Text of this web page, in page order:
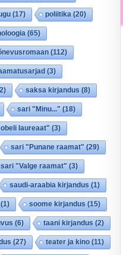
(17) poliitika (20)
(65)
(112)
(3)
saksa kirjandus (8)
sari "Minu..." (18)
laureaat" (3)
sari "Punane raamat" (29)
sari "Valge raamat" (3)
saudi-araabia kirjandus (1)
(1) soome kirjandus (15)
(6) taani kirjandus (2)
(27) teater ja kino (11)